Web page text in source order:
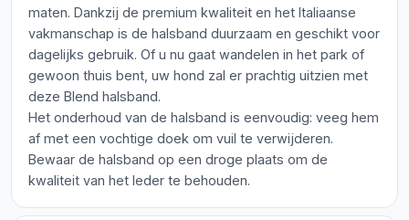
maten. Dankzij de premium kwaliteit en het Italiaanse
vakmanschap is de halsband duurzaam en geschikt voor
dagelijks gebruik. Of u nu gaat wandelen in het park of
gewoon thuis bent, uw hond zal er prachtig uitzien met
deze Blend halsband.
Het onderhoud van de halsband is eenvoudig: veeg hem
af met een vochtige doek om vuil te verwijderen.
Bewaar de halsband op een droge plaats om de
kwaliteit van het leder te behouden.